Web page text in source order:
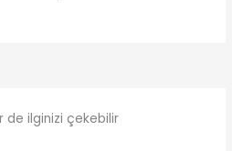
de ilginizi çekebilir